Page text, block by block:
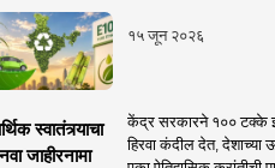
१५ जून २०२६
स्वातंत्र्याचा
जाहीरनामा
केंद्र सरकारने १०० टक्के
हिरवा कंदील देत, देशाच्या